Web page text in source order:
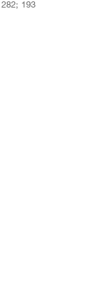
282; 193